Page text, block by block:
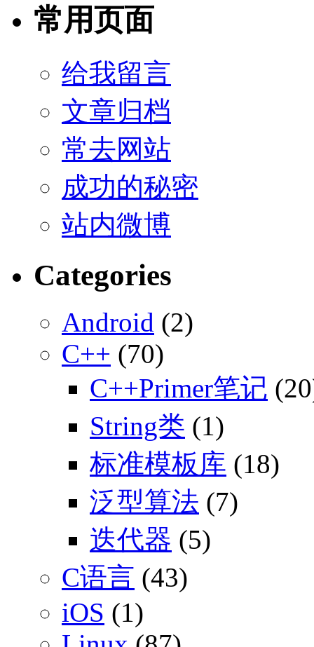
常用页面
给我留言
文章归档
常去网站
成功的秘密
站内微博
Categories
Android (2)
C++ (70)
C++Primer笔记
String类 (1)
标准模板库 (18)
泛型算法 (7)
迭代器 (5)
C语言 (43)
iOS (1)